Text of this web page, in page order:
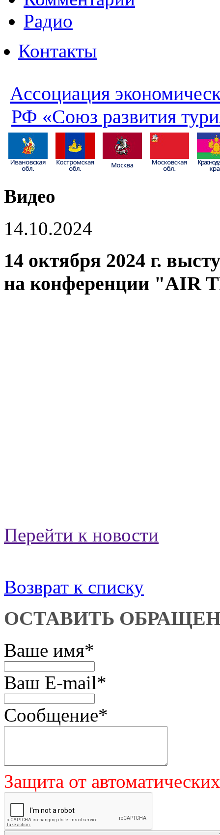
Радио
Контакты
Ассоциация
РФ «Союз развития
Видео
14.10.2024
14 октября 2024 г.
на конференции "AIR
Перейти к новости
Возврат к списку
ОСТАВИТЬ
Ваше имя*
Ваш E-mail*
Сообщение*
Защита от